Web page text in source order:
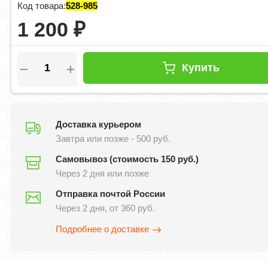
Код товара:528-985
1 200₽
Купить
Доставка курьером
Завтра или позже - 500 руб.
Самовывоз (стоимость 150 руб.)
Через 2 дня или позже
Отправка почтой России
Через 2 дня, от 360 руб.
Подробнее о доставке